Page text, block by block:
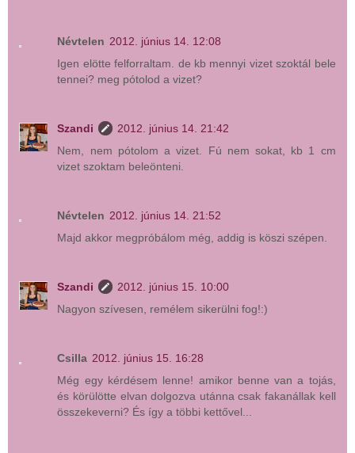
Névtelen 2012. június 14. 12:08
Igen elötte felforraltam. de kb mennyi vizet szoktál bele
tennei? meg pótolod a vizet?
Szandi
2012. június 14. 21:42
Nem, nem pótolom a vizet. Fú nem sokat, kb 1 cm
vizet szoktam beleönteni.
Névtelen 2012. június 14. 21:52
Majd akkor megpróbálom még, addig is köszi szépen.
Szandi
2012. június 15. 10:00
Nagyon szívesen, remélem sikerülni fog!:)
Csilla 2012. június 15. 16:28
Még egy kérdésem lenne! amikor benne van a tojás,
és körülötte elvan dolgozva utánna csak fakanállak kell
összekeverni? És így a többi kettővel...